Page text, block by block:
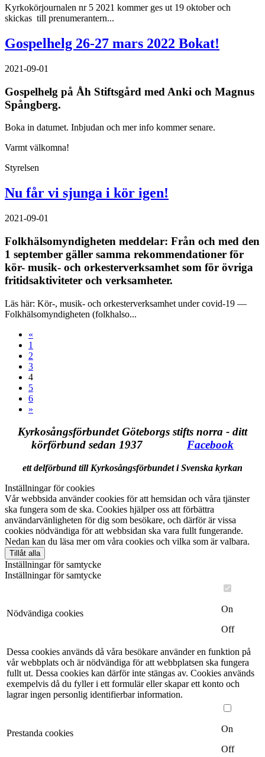
Kyrkokörjournalen nr 5 2021 kommer ges ut 19 oktober och
skickas till prenumerantern...
Gospelhelg 26-27 mars 2022 Bokat!
2021-09-01
Gospelhelg på Åh Stiftsgård med Anki och Magnus
Spångberg.
Boka in datumet. Inbjudan och mer info kommer senare.
Varmt välkomna!
Styrelsen
Nu får vi sjunga i kör igen!
2021-09-01
Folkhälsomyndigheten meddelar: Från och med den
1 september gäller samma rekommendationer för
kör- musik- och orkesterverksamhet som för övriga
fritidsaktiviteter och verksamheter.
Läs här: Kör-, musik- och orkesterverksamhet under covid-19 —
Folkhälsomyndigheten (folkhalso...
«
1
2
3
4
5
6
»
Kyrkosångsförbundet Göteborgs stifts norra - ditt
körförbund sedan 1937
Facebook
ett delförbund till Kyrkosångsförbundet i Svenska kyrkan
Inställningar för cookies
Vår webbsida använder cookies för att hemsidan och våra tjänster
ska fungera som de ska. Cookies hjälper oss att förbättra
användarvänligheten för dig som besökare, och därför är vissa
cookies nödvändiga för att webbsidan ska vara fullt fungerande.
Nedan kan du läsa mer om våra cookies och vilka som är valbara.
Tillåt alla
Inställningar för samtycke
Inställningar för samtycke
Nödvändiga cookies
On
Off
Dessa cookies används då våra besökare använder en funktion på
vår webbplats och är nödvändiga för att webbplatsen ska fungera
fullt ut. Dessa cookies kan därför inte stängas av. Cookies används
exempelvis då du fyller i ett formulär eller skapar ett konto och
lagrar ingen personlig identifierbar information.
Prestanda cookies
On
Off